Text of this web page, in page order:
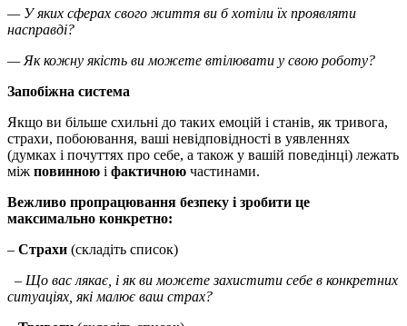
— У яких сферах свого життя ви б хотіли їх проявляти
насправді?
— Як кожну якість ви можете втілювати у свою роботу?
Запобіжна система
Якщо ви більше схильні до таких емоцій і станів, як тривога,
страхи, побоювання, ваші невідповідності в уявленнях
(думках і почуттях про себе, а також у вашій поведінці) лежать
між повинною і фактичною частинами.
Вежливо пропрацювання безпеку і зробити це
максимально конкретно:
– Страхи (складіть список)
– Що вас лякає, і як ви можете захистити себе в конкретних
ситуаціях, які малює ваш страх?